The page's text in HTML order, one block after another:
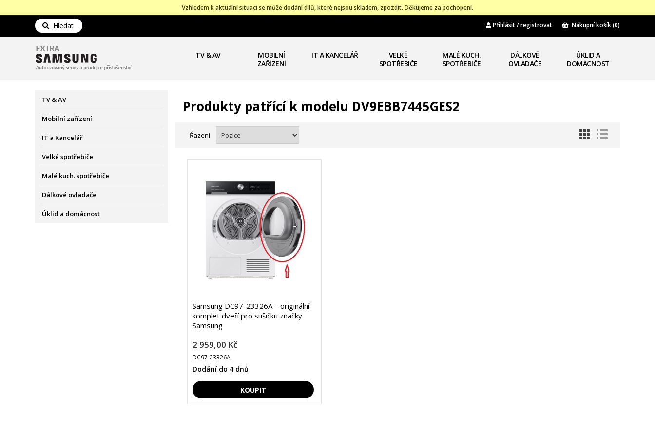
Vzhledem k aktuální situaci se může dodání dílů, které nejsou skladem, zpozdit. Děkujeme za pochopení.
Hledat Přihlásit / registrovat Nákupní košík(0)
TV & AV
MOBILNÍ
ZAŘÍZENÍ
IT A KANCELÁŘ
VELKÉ
SPOTŘEBIČE
MALÉ KUCH.
SPOTŘEBIČE
DÁLKOVÉ
OVLADAČE
ÚKLID A
DOMÁCNOST
TV & AV
Mobilní zařízení
IT a Kancelář
Velké spotřebiče
Malé kuch. spotřebiče
Dálkové ovladače
Úklid a domácnost
Produkty patřící k modelu DV9EBB7445GES2
Řazení
Samsung DC97-23326A – originální
komplet dveří pro sušičku značky
Samsung
2 959,00 Kč
DC97-23326A
Dodání do 4 dnů